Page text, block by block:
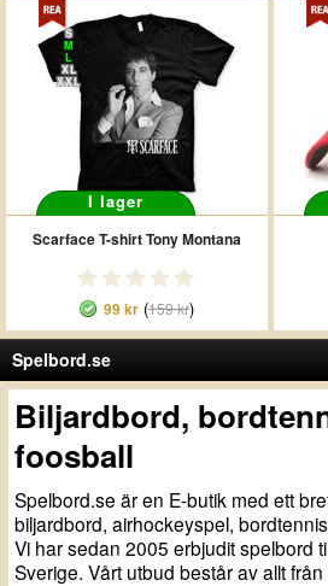
S
M
L
XL
XXL
I lager
Scarface T-shirt Tony Montana
99 kr(159 kr)
Spelbord.se
Biljardbord,
foosball
Spelbord.se är en E-butik med ett
biljardbord, airhockeyspel,
Vi har sedan 2005 erbjudit spelbord
Sverige. Vårt utbud består av allt